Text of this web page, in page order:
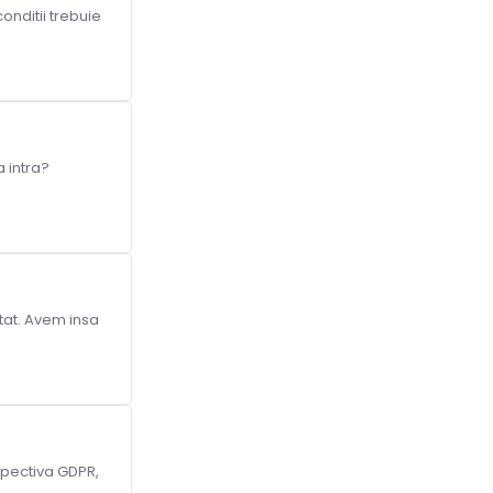
trebuie
intra?
Avem insa
GDPR,